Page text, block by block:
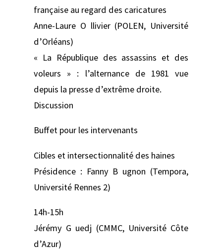
française au regard des caricatures
Anne-Laure O llivier (POLEN, Université
d’Orléans)
« La République des assassins et des
voleurs » : l’alternance de 1981 vue
depuis la presse d’extrême droite.
Discussion
Buffet pour les intervenants
Cibles et intersectionnalité des haines
Présidence : Fanny B ugnon (Tempora,
Université Rennes 2)
14h-15h
Jérémy G uedj (CMMC, Université Côte
d’Azur)